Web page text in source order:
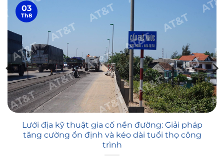
Lưới địa kỹ thuật gia cố nền đường: Giải pháp
tăng cường ổn định và kéo dài tuổi thọ công
trình
03
Th8